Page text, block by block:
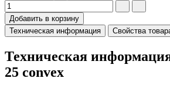
Добавить в корзину
Техническая информация
Свойства
Техническая
25 convex